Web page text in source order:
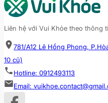
Liên hệ với Vui Khỏe theo thông
781/A12 Lê Hồng Phong,
10 cũ)
Hotline: 0912493113
Email: